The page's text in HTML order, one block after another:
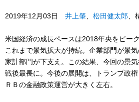
2019年12月03日 井上肇 松田健太郎
米国経済の成長ペースは2018年央をピー
これまで景気拡大が持続。企業部門が景気
家計部門が下支え。この結果、今回の景
戦後最長に。今後の展開は、トランプ政
ＲＢの金融政策運営が大きく左右。